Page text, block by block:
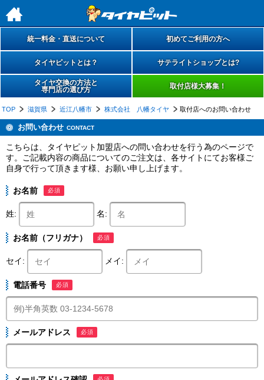
h
統一料金・直送について 初めてご利用の方へ
タイヤピットとは？ サテライトショップとは?
タイヤ交換の方法と
専門店の選び方
取付店様大募集！
TOP 滋賀県 近江八幡市 株式会社 八幡タイヤ 取付店へのお問い合わせ
お問い合わせ CONTACT
こちらは、タイヤピット加盟店への問い合わせを行う為のページで
す。ご記載内容の商品についてのご注文は、各サイトにてお客様ご
自身で行って頂きます様、お願い申し上げます。
お名前 必須
姓: 名:
お名前（フリガナ） 必須
セイ: メイ:
電話番号 必須
メールアドレス 必須